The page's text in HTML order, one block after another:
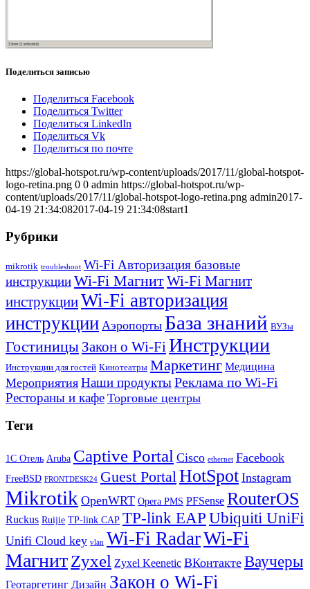
Поделиться записью
Поделиться Facebook
Поделиться Twitter
Поделиться LinkedIn
Поделиться Vk
Поделиться по почте
https://global-hotspot.ru/wp-content/uploads/2017/11/global-hotspot-
logo-retina.png 0 0 admin https://global-hotspot.ru/wp-
content/uploads/2017/11/global-hotspot-logo-retina.png admin2017-
04-19 21:34:082017-04-19 21:34:08start1
Рубрики
mikrotik troubleshoot Wi-Fi Авторизация базовые
инструкцииWi-Fi МагнитWi-Fi Магнит
инструкцииWi-Fi авторизация
инструкции Аэропорты База знаний ВУЗы
Гостиницы Закон о Wi-Fi Инструкции
Инструкции для гостей Кинотеатры Маркетинг Медицина
Мероприятия Наши продуктыРеклама по Wi-Fi
Рестораны и кафе Торговые центры
Теги
1С Отель Aruba Captive Portal Cisco ethernet Facebook
FreeBSD FRONTDESK24 Guest PortalHotSpot Instagram
Mikrotik OpenWRT Opera PMS PFSense RouterOS
Ruckus Ruijie TP-link CAP TP-link EAP Ubiquiti UniFi
Unifi Cloud key vlan Wi-Fi RadarWi-Fi
МагнитZyxel Zyxel Keenetic ВКонтакте Ваучеры
Геотаргетинг Дизайн Закон о Wi-Fi